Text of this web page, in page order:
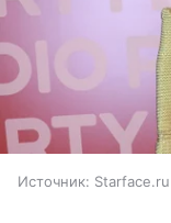
Источник: Starface.ru